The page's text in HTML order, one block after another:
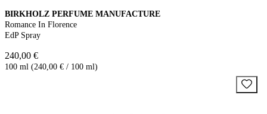
BIRKHOLZ PERFUME MANUFACTURE
Romance In Florence
EdP Spray
240,00 €
100 ml (240,00 € / 100 ml)